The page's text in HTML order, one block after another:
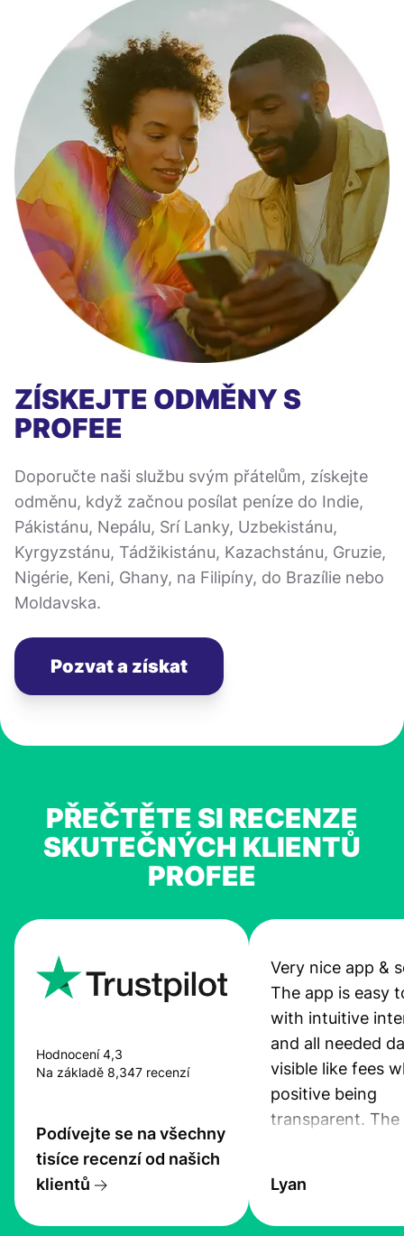
ZÍSKEJTE ODMĚNY S
PROFEE
Doporučte naši službu svým přátelům, získejte
odměnu, když začnou posílat peníze do Indie,
Pákistánu, Nepálu, Srí Lanky, Uzbekistánu,
Kyrgyzstánu, Tádžikistánu, Kazachstánu, Gruzie,
Nigérie, Keni, Ghany, na Filipíny, do Brazílie nebo
Moldavska.
Pozvat a získat
PŘEČTĚTE SI RECENZE
SKUTEČNÝCH KLIENTŮ
PROFEE
Hodnocení 4,3
Na základě 8,347 recenzí
Podívejte se na všechny
tisíce recenzí od našich
klientů
Very nice app &
The app is easy
with intuitive
and all needed
visible like fees
positive being
transparent. The
the exchange
Lyan